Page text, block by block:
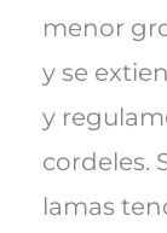
menor
y se
y
cordeles.
lamas